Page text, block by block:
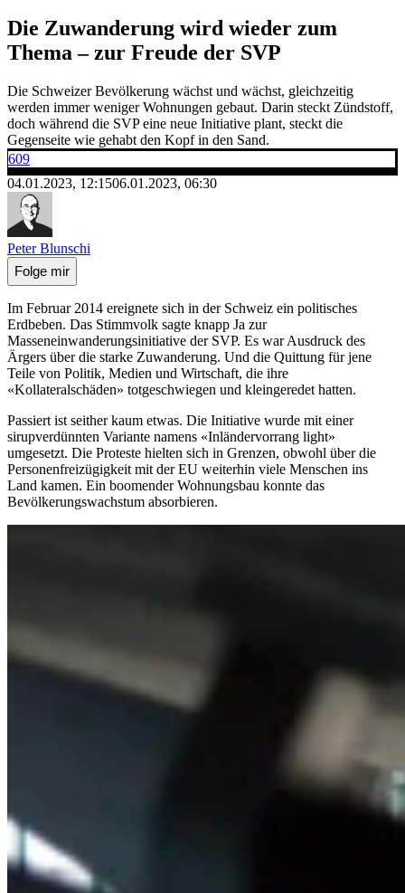
Die Zuwanderung wird wieder zum
Thema – zur Freude der SVP
Die Schweizer Bevölkerung wächst und wächst, gleichzeitig
werden immer weniger Wohnungen gebaut. Darin steckt Zündstoff,
doch während die SVP eine neue Initiative plant, steckt die
Gegenseite wie gehabt den Kopf in den Sand.
609
04.01.2023, 12:1506.01.2023, 06:30
Peter Blunschi
Folge mir
Im Februar 2014 ereignete sich in der Schweiz ein politisches
Erdbeben. Das Stimmvolk sagte knapp Ja zur
Masseneinwanderungsinitiative der SVP. Es war Ausdruck des
Ärgers über die starke Zuwanderung. Und die Quittung für jene
Teile von Politik, Medien und Wirtschaft, die ihre
«Kollateralschäden» totgeschwiegen und kleingeredet hatten.
Passiert ist seither kaum etwas. Die Initiative wurde mit einer
sirupverdünnten Variante namens «Inländervorrang light»
umgesetzt. Die Proteste hielten sich in Grenzen, obwohl über die
Personenfreizügigkeit mit der EU weiterhin viele Menschen ins
Land kamen. Ein boomender Wohnungsbau konnte das
Bevölkerungswachstum absorbieren.